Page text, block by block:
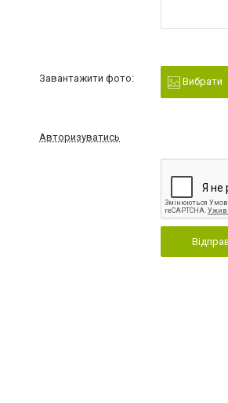
Завантажити фото: Вибрати
Авторизуватись